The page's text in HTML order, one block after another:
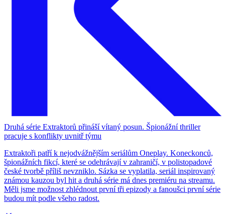
Druhá série Extraktorů přináší vítaný posun. Špionážní thriller
pracuje s konflikty uvnitř týmu
Extraktoři patří k nejodvážnějším seriálům Oneplay. Koneckonců,
špionážních fikcí, které se odehrávají v zahraničí, v polistopadové
české tvorbě příliš nevzniklo. Sázka se vyplatila, seriál inspirovaný
známou kauzou byl hit a druhá série má dnes premiéru na streamu.
Měli jsme možnost zhlédnout první tři epizody a fanoušci první série
budou mít podle všeho radost.